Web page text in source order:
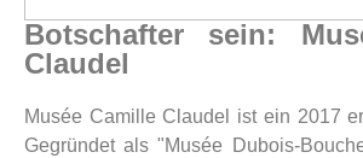
Botschafter sein:
Claudel
Musée Camille Claudel ist ein 2017
Gegründet als "Musée Dubois-